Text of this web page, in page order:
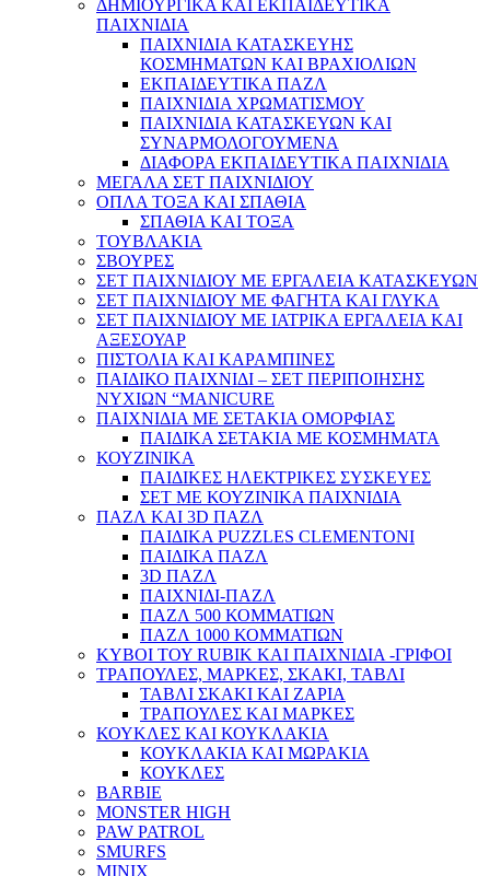
ΔΗΜΙΟΥΡΓΙΚΑ ΚΑΙ ΕΚΠΑΙΔΕΥΤΙΚΑ
ΠΑΙΧΝΙΔΙΑ
ΠΑΙΧΝΙΔΙΑ ΚΑΤΑΣΚΕΥΗΣ
ΚΟΣΜΗΜΑΤΩΝ ΚΑΙ ΒΡΑΧΙΟΛΙΩΝ
ΕΚΠΑΙΔΕΥΤΙΚΑ ΠΑΖΛ
ΠΑΙΧΝΙΔΙΑ ΧΡΩΜΑΤΙΣΜΟΥ
ΠΑΙΧΝΙΔΙΑ ΚΑΤΑΣΚΕΥΩΝ ΚΑΙ
ΣΥΝΑΡΜΟΛΟΓΟΥΜΕΝΑ
ΔΙΑΦΟΡΑ ΕΚΠΑΙΔΕΥΤΙΚΑ ΠΑΙΧΝΙΔΙΑ
ΜΕΓΑΛΑ ΣΕΤ ΠΑΙΧΝΙΔΙΟΥ
ΟΠΛΑ ΤΟΞΑ ΚΑΙ ΣΠΑΘΙΑ
ΣΠΑΘΙΑ ΚΑΙ ΤΟΞΑ
ΤΟΥΒΛΑΚΙΑ
ΣΒΟΥΡΕΣ
ΣΕΤ ΠΑΙΧΝΙΔΙΟΥ ΜΕ ΕΡΓΑΛΕΙΑ ΚΑΤΑΣΚΕΥΩΝ
ΣΕΤ ΠΑΙΧΝΙΔΙΟΥ ΜΕ ΦΑΓΗΤΑ ΚΑΙ ΓΛΥΚΑ
ΣΕΤ ΠΑΙΧΝΙΔΙΟΥ ΜΕ ΙΑΤΡΙΚΑ ΕΡΓΑΛΕΙΑ ΚΑΙ
ΑΞΕΣΟΥΑΡ
ΠΙΣΤΟΛΙΑ ΚΑΙ ΚΑΡΑΜΠΙΝΕΣ
ΠΑΙΔΙΚΟ ΠΑΙΧΝΙΔΙ – ΣΕΤ ΠΕΡΙΠΟΙΗΣΗΣ
ΝΥΧΙΩΝ “MANICURE
ΠΑΙΧΝΙΔΙΑ ΜΕ ΣΕΤΑΚΙΑ ΟΜΟΡΦΙΑΣ
ΠΑΙΔΙΚΑ ΣΕΤΑΚΙΑ ΜΕ ΚΟΣΜΗΜΑΤΑ
ΚΟΥΖΙΝΙΚΑ
ΠΑΙΔΙΚΕΣ ΗΛΕΚΤΡΙΚΕΣ ΣΥΣΚΕΥΕΣ
ΣΕΤ ΜΕ ΚΟΥΖΙΝΙΚΑ ΠΑΙΧΝΙΔΙΑ
ΠΑΖΛ ΚΑΙ 3D ΠΑΖΛ
ΠΑΙΔΙΚΑ PUZZLES CLEMENTONI
ΠΑΙΔΙΚΑ ΠΑΖΛ
3D ΠΑΖΛ
ΠΑΙΧΝΙΔΙ-ΠΑΖΛ
ΠΑΖΛ 500 ΚΟΜΜΑΤΙΩΝ
ΠΑΖΛ 1000 ΚΟΜΜΑΤΙΩΝ
ΚΥΒΟΙ ΤΟΥ RUBIK ΚΑΙ ΠΑΙΧΝΙΔΙΑ -ΓΡΙΦΟΙ
ΤΡΑΠΟΥΛΕΣ, ΜΑΡΚΕΣ, ΣΚΑΚΙ, ΤΑΒΛΙ
ΤΑΒΛΙ ΣΚΑΚΙ ΚΑΙ ΖΑΡΙΑ
ΤΡΑΠΟΥΛΕΣ ΚΑΙ ΜΑΡΚΕΣ
ΚΟΥΚΛΕΣ ΚΑΙ ΚΟΥΚΛΑΚΙΑ
ΚΟΥΚΛΑΚΙΑ ΚΑΙ ΜΩΡΑΚΙΑ
ΚΟΥΚΛΕΣ
BARBIE
MONSTER HIGH
PAW PATROL
SMURFS
MINIX